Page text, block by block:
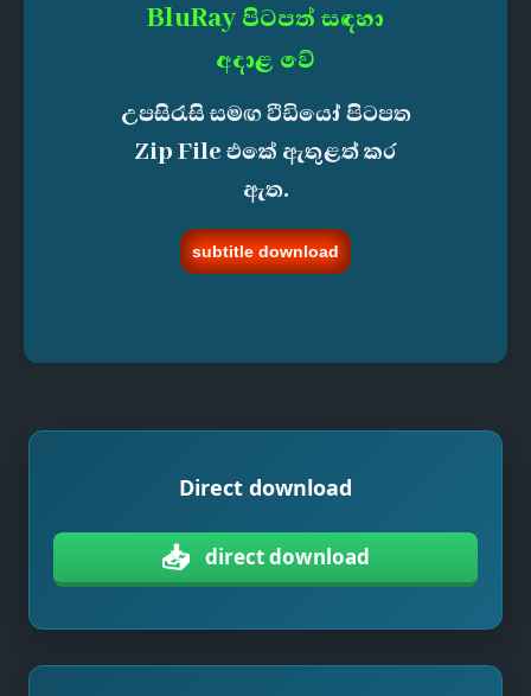
BluRay පිටපත් සඳහා
අදාළ වේ
උපසිරැසි සමඟ වීඩියෝ පිටපත
Zip File එකේ ඇතුළත් කර
ඇත.
subtitle download
Direct download
📥 direct download